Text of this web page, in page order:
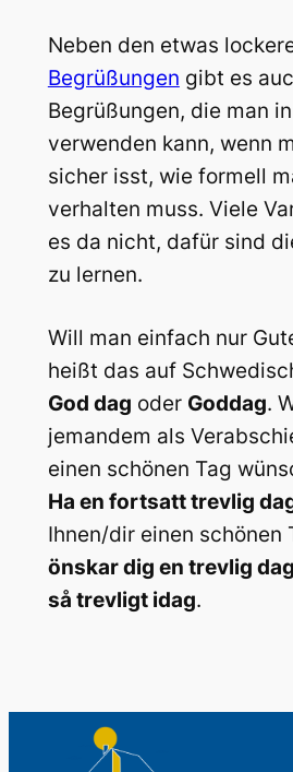
Neben den etwas
Begrüßungen gibt es
Begrüßungen, die man
verwenden kann, wenn
sicher isst, wie formell
verhalten muss. Viele
es da nicht, dafür sind
zu lernen.
Will man einfach nur
heißt das auf
God dag oder Goddag.
jemandem als
einen schönen Tag
Ha en fortsatt trevlig
Ihnen/dir einen schönen
önskar dig en trevlig dag
så trevligt idag.